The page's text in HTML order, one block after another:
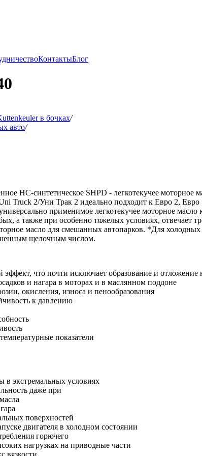
КонтактыБлог
в бочках/
авто/
НС-синтетическое SHPD - легкотекучее моторное
Truck 2/Уни Трак 2 идеально подходит к Евро 2,
применимое легкотекучее моторное
а также при особенно тяжелых условиях, отвечает
масло для смешанных автопарков. *Для
щелочным числом.
что почти исключает образование и отложение
и нагара в моторах и в маслянном поддоне
окисления, износа и пенообразования
к давлению
показатели
в экстремальных условиях
даже при
поверхностей
двигателя в холодном состоянии
горючего
нагрузках на приводные части